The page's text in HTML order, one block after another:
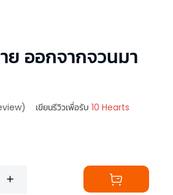
ย ออกจากจวนมา
เขียนรีวิวเพื่อรับ 10 Hearts